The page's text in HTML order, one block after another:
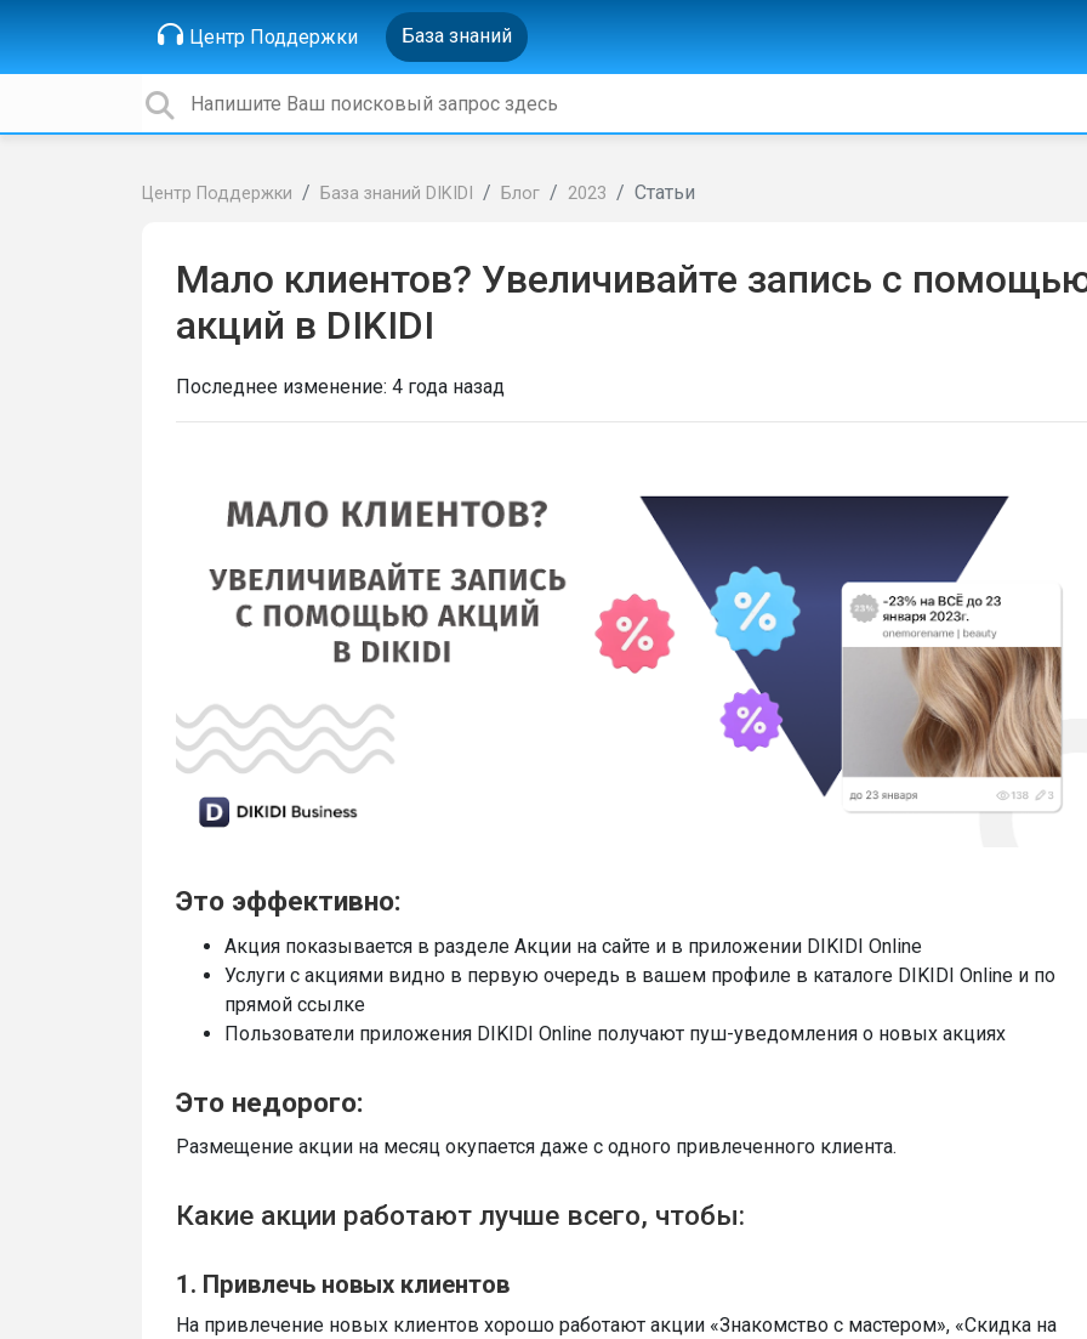
Центр Поддержки База знаний
Центр Поддержки База знаний DIKIDI Блог 2023 Статьи
Мало клиентов? Увеличивайте запись с
акций в DIKIDI
Последнее изменение: 4 года назад
Это эффективно:
Акция показывается в разделе Акции на сайте и в приложении DIKIDI Online
Услуги с акциями видно в первую очередь в вашем профиле в каталоге DIKIDI Online и по
прямой ссылке
Пользователи приложения DIKIDI Online получают пуш-уведомления о новых акциях
Это недорого:
Размещение акции на месяц окупается даже с одного привлеченного клиента.
Какие акции работают лучше всего, чтобы:
1. Привлечь новых клиентов
На привлечение новых клиентов хорошо работают акции «Знакомство с мастером», «Скидка на